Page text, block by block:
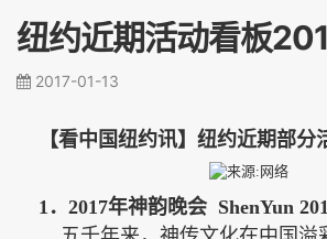
纽约近期活动看板
2017-01-13
【看中国纽约讯】纽约近期部分
1．2017年神韵晚会 ShenYun